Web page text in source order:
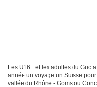
Les U16+ et les adultes du Guc
année un voyage un Suisse
vallée du Rhône - Goms ou